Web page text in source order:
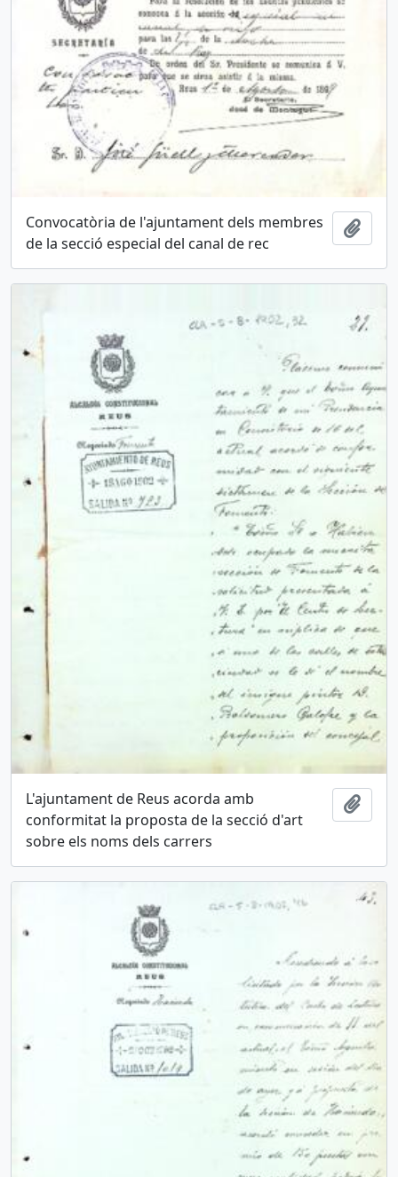
Convocatòria de l'ajuntament dels membres
de la secció especial del canal de rec
L'ajuntament de Reus acorda amb
conformitat la proposta de la secció d'art
sobre els noms dels carrers